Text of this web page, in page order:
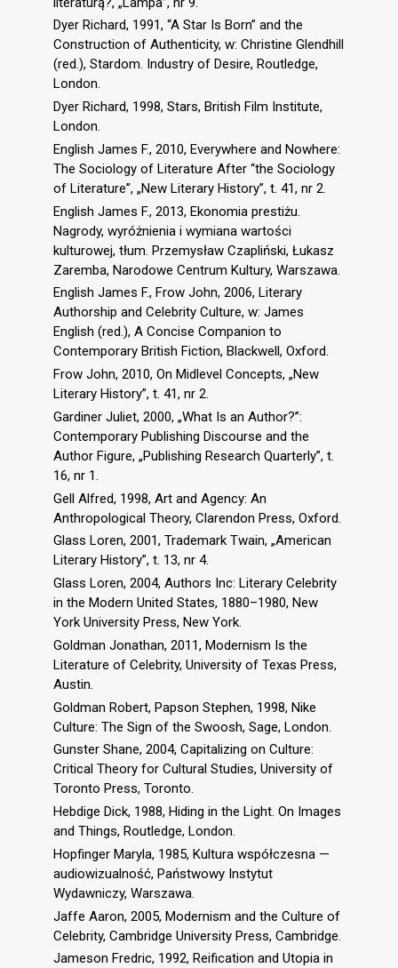
Dyer Richard, 1991, “A Star Is Born” and the
Construction of Authenticity, w: Christine Glendhill
(red.), Stardom. Industry of Desire, Routledge,
London.
Dyer Richard, 1998, Stars, British Film Institute,
London.
English James F., 2010, Everywhere and Nowhere:
The Sociology of Literature After “the Sociology
of Literature”, „New Literary History”, t. 41, nr 2.
English James F., 2013, Ekonomia prestiżu.
Nagrody, wyróżnienia i wymiana wartości
kulturowej, tłum. Przemysław Czapliński, Łukasz
Zaremba, Narodowe Centrum Kultury, Warszawa.
English James F., Frow John, 2006, Literary
Authorship and Celebrity Culture, w: James
English (red.), A Concise Companion to
Contemporary British Fiction, Blackwell, Oxford.
Frow John, 2010, On Midlevel Concepts, „New
Literary History”, t. 41, nr 2.
Gardiner Juliet, 2000, „What Is an Author?”:
Contemporary Publishing Discourse and the
Author Figure, „Publishing Research Quarterly”, t.
16, nr 1.
Gell Alfred, 1998, Art and Agency: An
Anthropological Theory, Clarendon Press, Oxford.
Glass Loren, 2001, Trademark Twain, „American
Literary History”, t. 13, nr 4.
Glass Loren, 2004, Authors Inc: Literary Celebrity
in the Modern United States, 1880–1980, New
York University Press, New York.
Goldman Jonathan, 2011, Modernism Is the
Literature of Celebrity, University of Texas Press,
Austin.
Goldman Robert, Papson Stephen, 1998, Nike
Culture: The Sign of the Swoosh, Sage, London.
Gunster Shane, 2004, Capitalizing on Culture:
Critical Theory for Cultural Studies, University of
Toronto Press, Toronto.
Hebdige Dick, 1988, Hiding in the Light. On Images
and Things, Routledge, London.
Hopfinger Maryla, 1985, Kultura współczesna —
audiowizualność, Państwowy Instytut
Wydawniczy, Warszawa.
Jaffe Aaron, 2005, Modernism and the Culture of
Celebrity, Cambridge University Press, Cambridge.
Jameson Fredric, 1992, Reification and Utopia in